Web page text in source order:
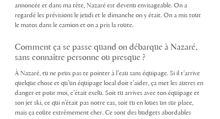
annoncée et dans ma tête, Nazaré est devenu envisageable. On a
regardé les prévisions le jeudi et le dimanche on y était. On a mis tout
le matos dans le camion et on a pris la route.
Comment ça se passe quand on débarque à Nazaré,
sans connaître personne ou presque ?
À Nazaré, tu ne peux pas te pointer à l’eau sans équipage. Si il t’arrive
quelque chose et qu’un équipage local doit t’aider, ça met les autres en
danger et pour moi, c’était exclu. Soit tu arrives avec ton équipage et
son jet ski, ce qui n’était pas notre cas, soit tu en loues un sur place,
mais ça coûte extrêmement cher. Ce sont des budgets abordables